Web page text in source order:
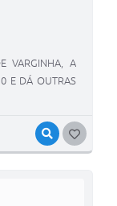
VISUALIZAR
VARGINHA, A
E DÁ OUTRAS